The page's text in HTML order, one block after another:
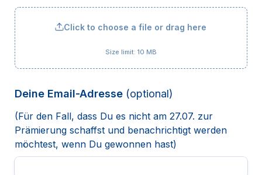
Click to choose a file or drag here
Size limit: 10 MB
Deine Email-Adresse (optional)
(Für den Fall, dass Du es nicht am 27.07. zur
Prämierung schaffst und benachrichtigt werden
möchtest, wenn Du gewonnen hast)